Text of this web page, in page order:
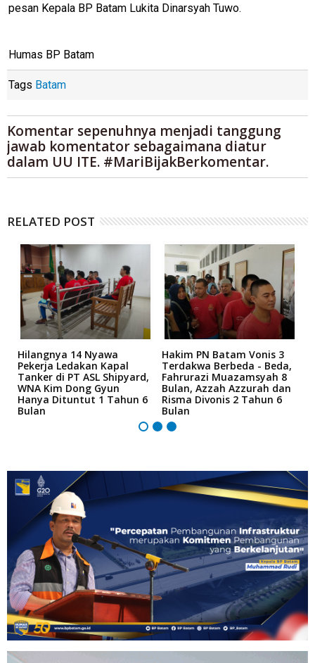
pesan Kepala BP Batam Lukita Dinarsyah Tuwo.
Humas BP Batam
Tags Batam
Komentar sepenuhnya menjadi tanggung
jawab komentator sebagaimana diatur
dalam UU ITE. #MariBijakBerkomentar.
RELATED POST
Hilangnya 14 Nyawa
Pekerja Ledakan Kapal
Tanker di PT ASL Shipyard,
WNA Kim Dong Gyun
Hanya Dituntut 1 Tahun 6
Bulan
Hakim PN Batam Vonis 3
Terdakwa Berbeda - Beda,
Fahrurazi Muazamsyah 8
Bulan, Azzah Azzurah dan
Risma Divonis 2 Tahun 6
Bulan